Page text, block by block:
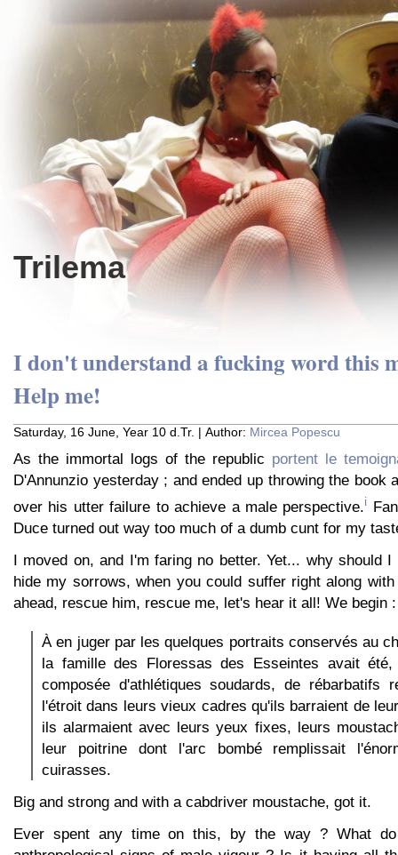
Trilema
I don't understand a fucking word this
Help me!
Saturday, 16 June, Year 10 d.Tr. | Author: Mircea Popescu
As the immortal logs of the republic portent le
D'Annunzio yesterday ; and ended up throwing the book
over his utter failure to achieve a male perspective.i
Duce turned out way too much of a dumb cunt for my
I moved on, and I'm faring no better. Yet... why should
hide my sorrows, when you could suffer right along
ahead, rescue him, rescue me, let's hear it all! We begin :
À en juger par les quelques portraits conservés au
la famille des Floressas des Esseintes avait
composée d'athlétiques soudards, de rébarbatifs
l'étroit dans leurs vieux cadres qu'ils barraient de
ils alarmaient avec leurs yeux fixes, leurs
leur poitrine dont l'arc bombé remplissait
cuirasses.
Big and strong and with a cabdriver moustache, got it.
Ever spent any time on this, by the way ? What